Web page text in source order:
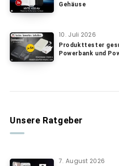
Gehäuse
10. Juli 2026
Produkttester
Powerbank und
Unsere Ratgeber
7. August 2026